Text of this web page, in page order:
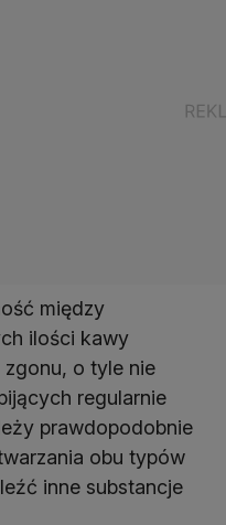
między
ilości kawy
o tyle nie
regularnie
prawdopodobnie
obu typów
inne substancje